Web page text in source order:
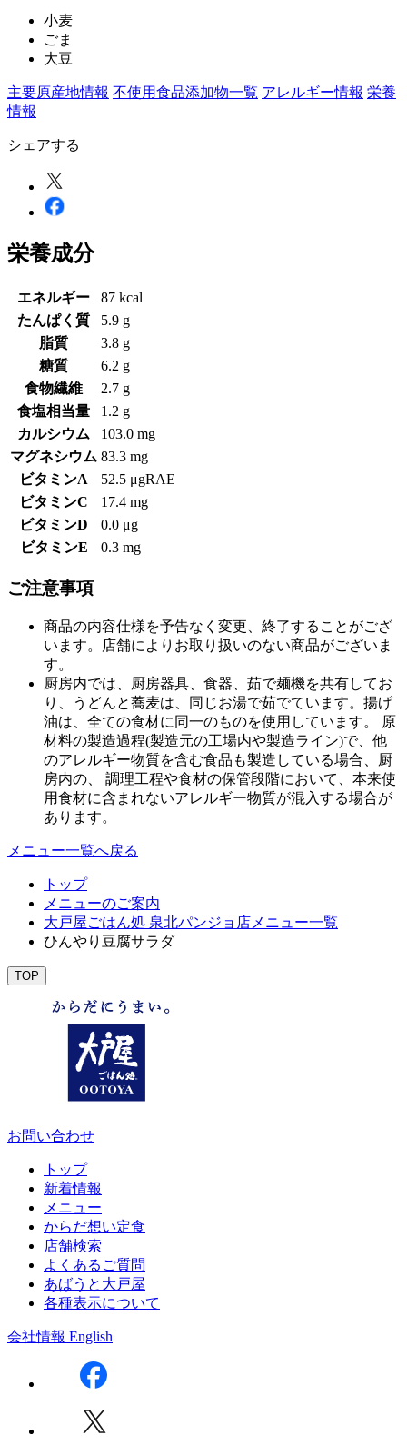
小麦
ごま
大豆
主要原産地情報 不使用食品添加物一覧 アレルギー情報 栄養
情報
シェアする
栄養成分
エネルギー
87 kcal
たんぱく質
5.9 g
脂質
3.8 g
糖質
6.2 g
食物繊維
2.7 g
食塩相当量
1.2 g
カルシウム
103.0 mg
マグネシウム 83.3 mg
ビタミンA
52.5 μgRAE
ビタミンC
17.4 mg
ビタミンD
0.0 μg
ビタミンE
0.3 mg
ご注意事項
商品の内容仕様を予告なく変更、終了することがござ
います。店舗によりお取り扱いのない商品がございま
す。
厨房内では、厨房器具、食器、茹で麺機を共有してお
り、うどんと蕎麦は、同じお湯で茹でています。揚げ
油は、全ての食材に同一のものを使用しています。 原
材料の製造過程(製造元の工場内や製造ライン)で、他
のアレルギー物質を含む食品も製造している場合、厨
房内の、 調理工程や食材の保管段階において、本来使
用食材に含まれないアレルギー物質が混入する場合が
あります。
メニュー一覧へ戻る
トップ
メニューのご案内
大戸屋ごはん処 泉北パンジョ店メニュー一覧
ひんやり豆腐サラダ
TOP
お問い合わせ
トップ
新着情報
メニュー
からだ想い定食
店舗検索
よくあるご質問
あばうと大戸屋
各種表示について
会社情報 English